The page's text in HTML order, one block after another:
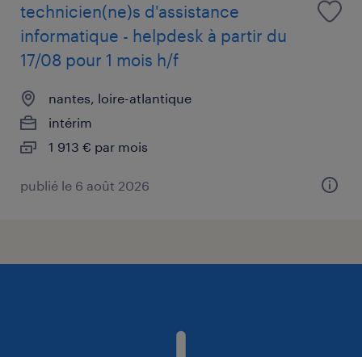
technicien(ne)s d'assistance
informatique - helpdesk à partir du
17/08 pour 1 mois h/f
nantes, loire-atlantique
intérim
1 913 € par mois
publié le 6 août 2026